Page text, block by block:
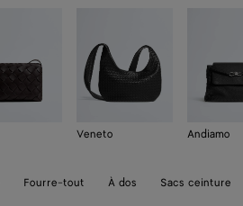
Veneto Andiamo
Fourre-tout À dos Sacs ceinture